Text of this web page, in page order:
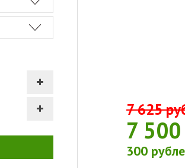
7 625
7
300